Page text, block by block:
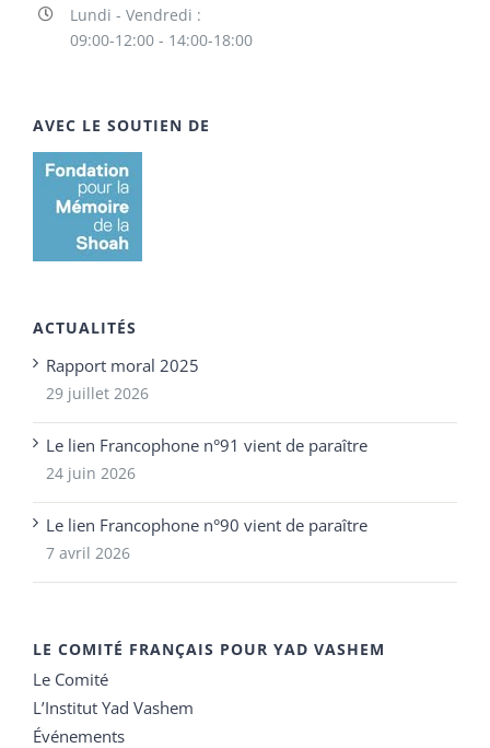
Lundi - Vendredi :
09:00-12:00 - 14:00-18:00
AVEC LE SOUTIEN DE
ACTUALITÉS
Rapport moral 2025
29 juillet 2026
Le lien Francophone n°91 vient de paraître
24 juin 2026
Le lien Francophone n°90 vient de paraître
7 avril 2026
LE COMITÉ FRANÇAIS POUR YAD VASHEM
Le Comité
L’Institut Yad Vashem
Événements